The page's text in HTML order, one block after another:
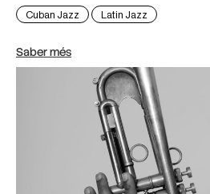
Cuban Jazz Latin Jazz
Saber més